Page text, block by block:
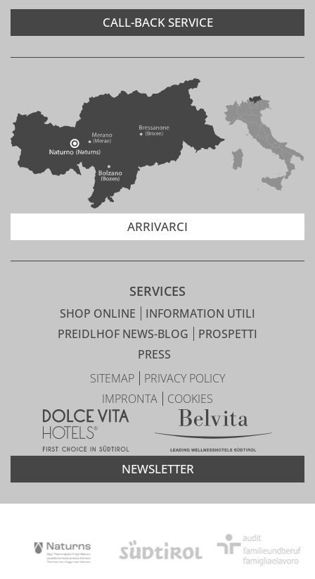
ARRIVARCI
CALL-BACK SERVICE
SERVICES
SHOP ONLINE
INFORMATION UTILI
PREIDLHOF NEWS-BLOG
PROSPETTI
PRESS
SITEMAP
PRIVACY POLICY
IMPRONTA
COOKIES
NEWSLETTER